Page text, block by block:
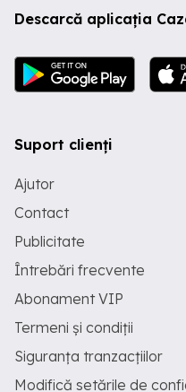
Descarcă aplicația
Suport clienți
Ajutor
Contact
Publicitate
Întrebări frecvente
Abonament VIP
Termeni și condiții
Siguranța tranzacțiilor
Modifică setările de